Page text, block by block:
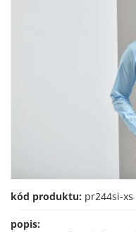
kód produktu: pr244si-xs
popis: